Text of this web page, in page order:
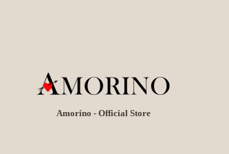
Amorino - Official Store